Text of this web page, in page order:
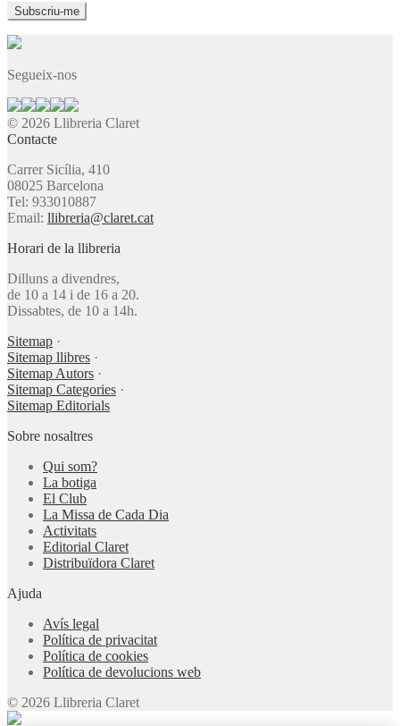
Segueix-nos
© 2026 Llibreria Claret
Contacte
Carrer Sicília, 410
08025 Barcelona
Tel: 933010887
Email: llibreria@claret.cat
Horari de la llibreria
Dilluns a divendres,
de 10 a 14 i de 16 a 20.
Dissabtes, de 10 a 14h.
Sitemap ·
Sitemap llibres ·
Sitemap Autors ·
Sitemap Categories ·
Sitemap Editorials
Sobre nosaltres
Qui som?
La botiga
El Club
La Missa de Cada Dia
Activitats
Editorial Claret
Distribuïdora Claret
Ajuda
Avís legal
Política de privacitat
Política de cookies
Política de devolucions web
© 2026 Llibreria Claret